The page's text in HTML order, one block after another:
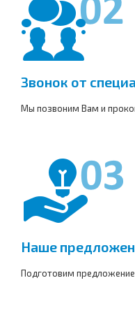
Звонок от
Мы позвоним Вам и
Наше
Подготовим